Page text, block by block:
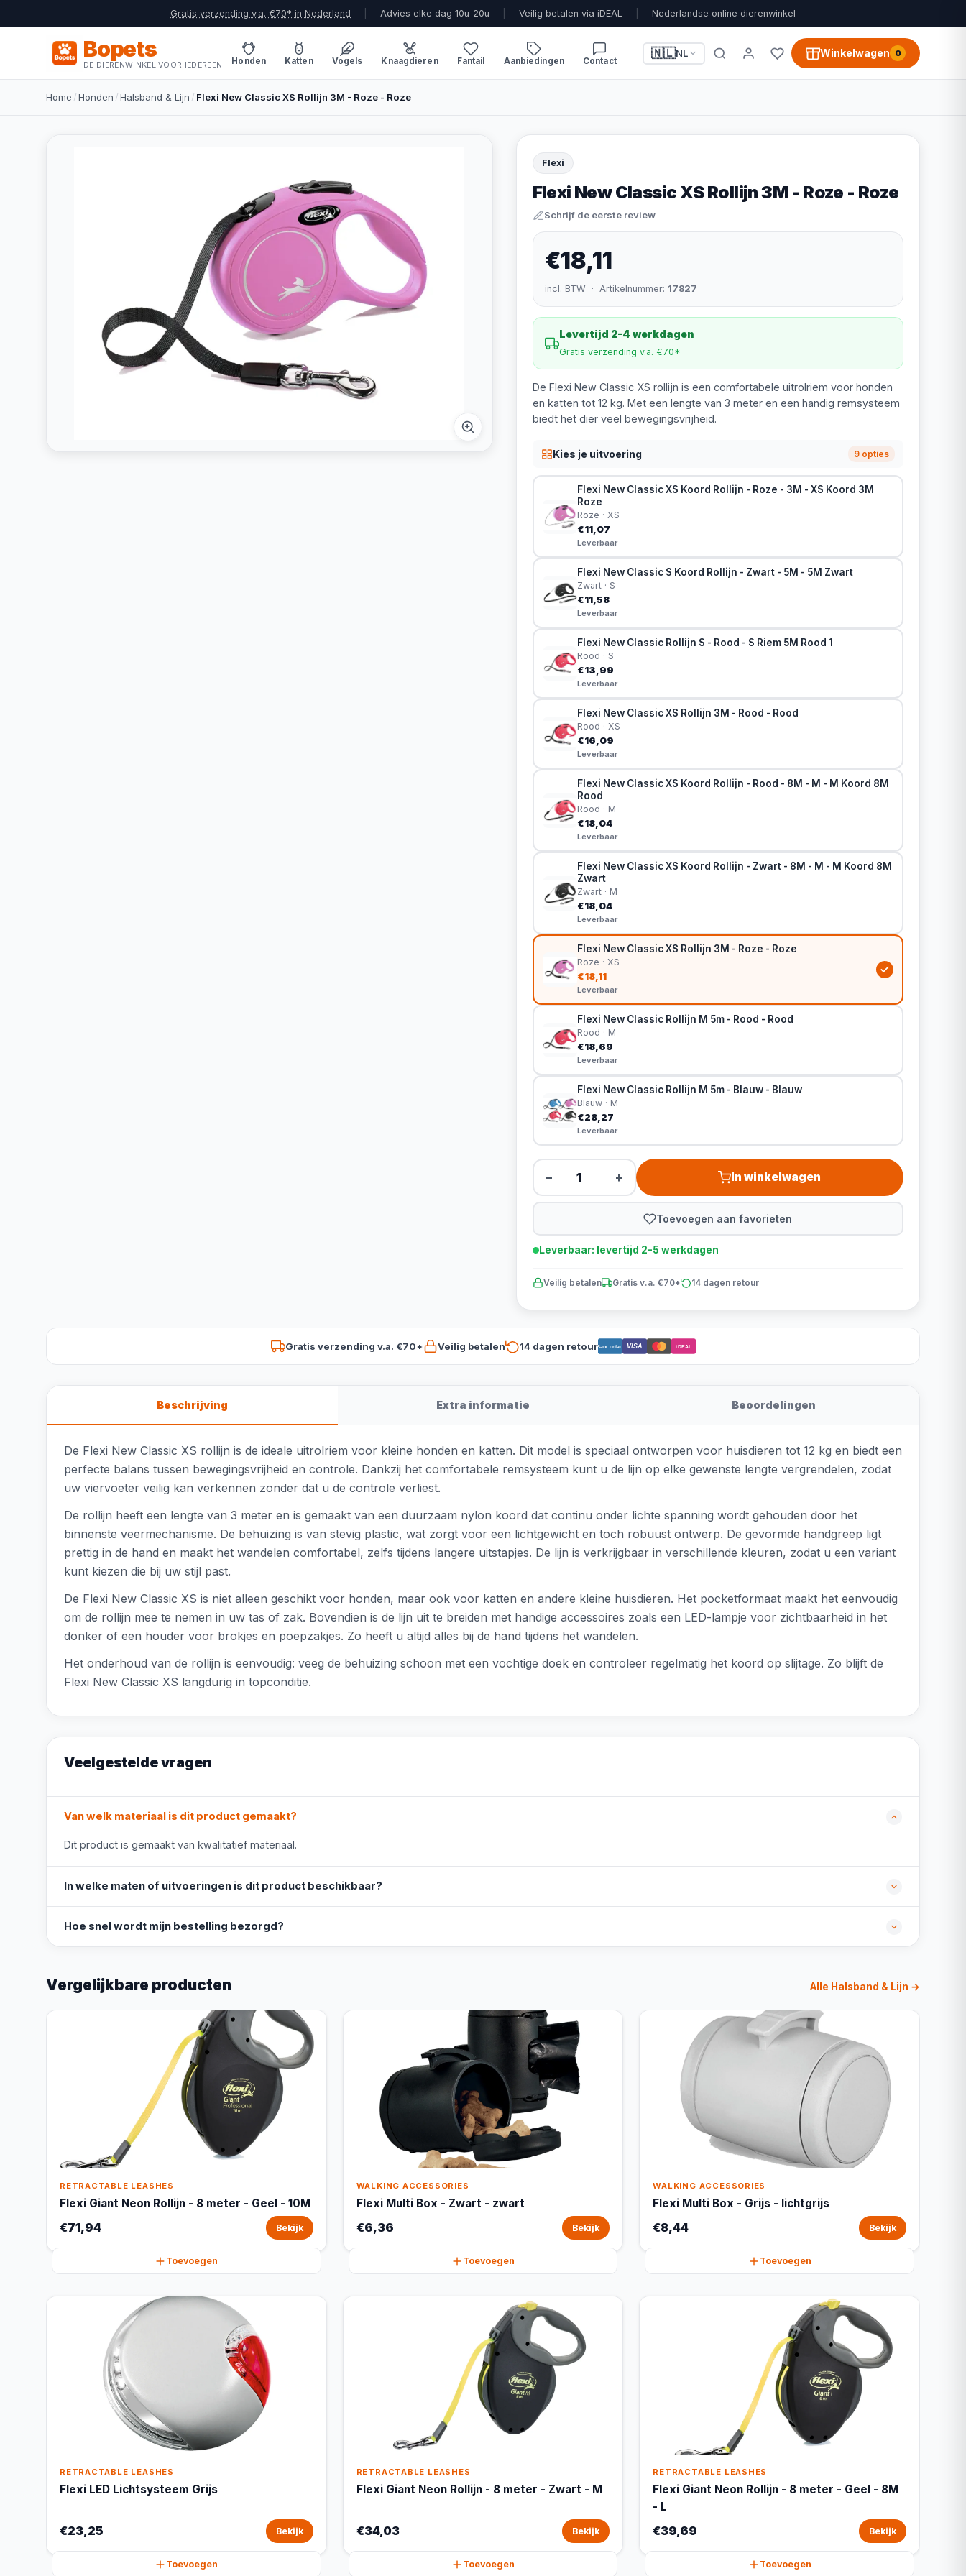
Gratis verzending v.a. €70* in Nederland Advies elke dag 10u-20u Veilig betalen via iDEAL Nederlandse online dierenwinkel
Bopets
DE DIERENWINKEL VOOR IEDEREEN Honden Katten Vogels Knaagdieren Fantail Aanbiedingen Contact
🇳🇱NL Winkelwagen 0
Home /Honden /Halsband & Lijn / Flexi New Classic XS Rollijn 3M - Roze - Roze
Flexi
Flexi New Classic XS Rollijn 3M - Roze - Roze
Schrijf de eerste review
€18,11
incl. BTW · Artikelnummer: 17827
Levertijd 2-4 werkdagen
Gratis verzending v.a. €70*
De Flexi New Classic XS rollijn is een comfortabele uitrolriem voor honden
en katten tot 12 kg. Met een lengte van 3 meter en een handig remsysteem
biedt het dier veel bewegingsvrijheid.
Kies je uitvoering 9 opties
Flexi New Classic XS Koord Rollijn - Roze - 3M - XS Koord 3M
Roze
Roze · XS
€11,07
Leverbaar
Flexi New Classic S Koord Rollijn - Zwart - 5M - 5M Zwart
Zwart · S
€11,58
Leverbaar
Flexi New Classic Rollijn S - Rood - S Riem 5M Rood 1
Rood · S
€13,99
Leverbaar
Flexi New Classic XS Rollijn 3M - Rood - Rood
Rood · XS
€16,09
Leverbaar
Flexi New Classic XS Koord Rollijn - Rood - 8M - M - M Koord 8M
Rood
Rood · M
€18,04
Leverbaar
Flexi New Classic XS Koord Rollijn - Zwart - 8M - M - M Koord 8M
Zwart
Zwart · M
€18,04
Leverbaar
Flexi New Classic XS Rollijn 3M - Roze - Roze
Roze · XS
€18,11
Leverbaar
Flexi New Classic Rollijn M 5m - Rood - Rood
Rood · M
€18,69
Leverbaar
Flexi New Classic Rollijn M 5m - Blauw - Blauw
Blauw · M
€28,27
Leverbaar
− + In winkelwagen
Toevoegen aan favorieten
Leverbaar: levertijd 2-5 werkdagen
Veilig betalen Gratis v.a. €70* 14 dagen retour
Gratis verzending v.a. €70* Veilig betalen 14 dagen retourBancontact VISA iDEAL
Beschrijving Extra informatie Beoordelingen
De Flexi New Classic XS rollijn is de ideale uitrolriem voor kleine honden en katten. Dit model is speciaal ontworpen voor huisdieren tot 12 kg en biedt een
perfecte balans tussen bewegingsvrijheid en controle. Dankzij het comfortabele remsysteem kunt u de lijn op elke gewenste lengte vergrendelen, zodat
uw viervoeter veilig kan verkennen zonder dat u de controle verliest.
De rollijn heeft een lengte van 3 meter en is gemaakt van een duurzaam nylon koord dat continu onder lichte spanning wordt gehouden door het
binnenste veermechanisme. De behuizing is van stevig plastic, wat zorgt voor een lichtgewicht en toch robuust ontwerp. De gevormde handgreep ligt
prettig in de hand en maakt het wandelen comfortabel, zelfs tijdens langere uitstapjes. De lijn is verkrijgbaar in verschillende kleuren, zodat u een variant
kunt kiezen die bij uw stijl past.
De Flexi New Classic XS is niet alleen geschikt voor honden, maar ook voor katten en andere kleine huisdieren. Het pocketformaat maakt het eenvoudig
om de rollijn mee te nemen in uw tas of zak. Bovendien is de lijn uit te breiden met handige accessoires zoals een LED-lampje voor zichtbaarheid in het
donker of een houder voor brokjes en poepzakjes. Zo heeft u altijd alles bij de hand tijdens het wandelen.
Het onderhoud van de rollijn is eenvoudig: veeg de behuizing schoon met een vochtige doek en controleer regelmatig het koord op slijtage. Zo blijft de
Flexi New Classic XS langdurig in topconditie.
Veelgestelde vragen
Van welk materiaal is dit product gemaakt?
Dit product is gemaakt van kwalitatief materiaal.
In welke maten of uitvoeringen is dit product beschikbaar?
Hoe snel wordt mijn bestelling bezorgd?
Vergelijkbare producten Alle Halsband & Lijn →
RETRACTABLE LEASHES
Flexi Giant Neon Rollijn - 8 meter - Geel - 10M
€71,94 Bekijk
Toevoegen
WALKING ACCESSORIES
Flexi Multi Box - Zwart - zwart
€6,36 Bekijk
Toevoegen
WALKING ACCESSORIES
Flexi Multi Box - Grijs - lichtgrijs
€8,44 Bekijk
Toevoegen
RETRACTABLE LEASHES
Flexi LED Lichtsysteem Grijs
€23,25 Bekijk
Toevoegen
RETRACTABLE LEASHES
Flexi Giant Neon Rollijn - 8 meter - Zwart - M
€34,03 Bekijk
Toevoegen
RETRACTABLE LEASHES
Flexi Giant Neon Rollijn - 8 meter - Geel - 8M
- L
€39,69 Bekijk
Toevoegen